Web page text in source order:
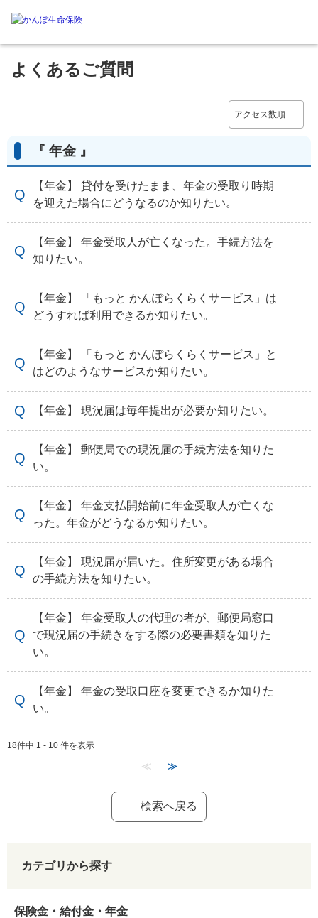
よくあるご質問
『 年金 』
【年金】 貸付を受けたまま、年金の受取り時期
を迎えた場合にどうなるのか知りたい。
【年金】 年金受取人が亡くなった。手続方法を
知りたい。
【年金】 「もっと かんぽらくらくサービス」は
どうすれば利用できるか知りたい。
【年金】 「もっと かんぽらくらくサービス」と
はどのようなサービスか知りたい。
【年金】 現況届は毎年提出が必要か知りたい。
【年金】 郵便局での現況届の手続方法を知りた
い。
【年金】 年金支払開始前に年金受取人が亡くな
った。年金がどうなるか知りたい。
【年金】 現況届が届いた。住所変更がある場合
の手続方法を知りたい。
【年金】 年金受取人の代理の者が、郵便局窓口
で現況届の手続きをする際の必要書類を知りた
い。
【年金】 年金の受取口座を変更できるか知りた
い。
18件中 1 - 10 件を表示
≪ ≫
検索へ戻る
カテゴリから探す
保険金・給付金・年金